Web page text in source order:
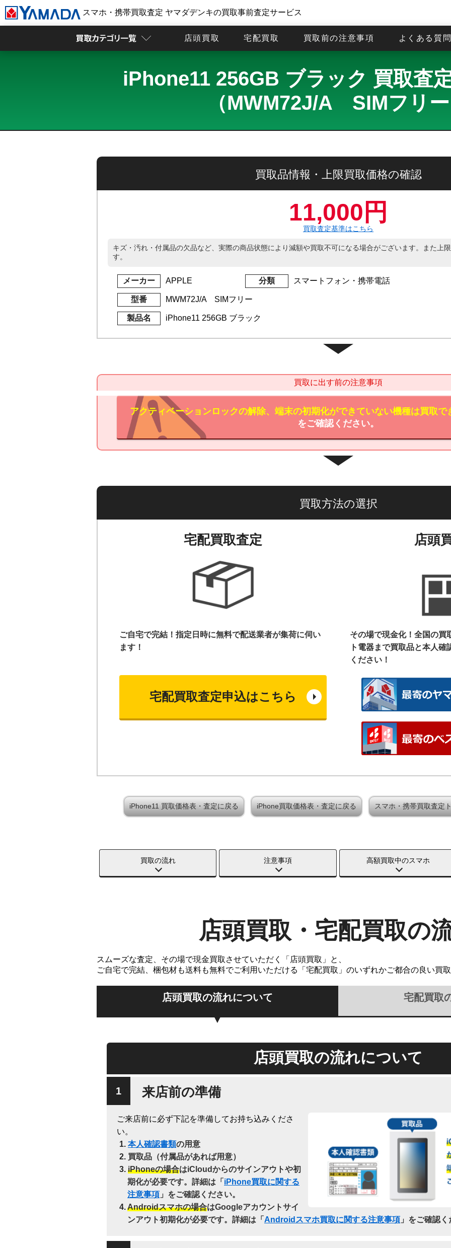
スマホ・携帯買取査定 ヤマダデンキの買取事前査定サービス
店頭買取 宅配買取 買取前の注意事項 よくある質
iPhone11 256GB ブラック 買取査
（MWM72J/A SIMフリ
買取品情報・上限買取価格の確認
11,000円
買取査定基準はこちら
キズ・汚れ・付属品の欠品など、実際の商品状態により減額や買取不可になる場合がございます。また上
す。
メーカー APPLE 分類 スマートフォン・携帯電話
型番 MWM72J/A SIMフリー
製品名 iPhone11 256GB ブラック
買取に出す前の注意事項
アクティベーションロックの解除、端末の初期化ができていない機種は買取で
をご確認ください。
買取方法の選択
宅配買取査定
ご自宅で完結！指定日時に無料で配送業者が集荷に伺い
ます！
宅配買取査定申込はこちら
店頭
その場で現金化！全国の買
ト電器まで買取品と本人確
ください！
iPhone11 買取価格表・査定に戻る iPhone買取価格表・査定に戻る スマホ・携帯買取査定
買取の流れ 注意事項 高額買取中のスマホ
店頭買取・宅配買取の
スムーズな査定、その場で現金買取させていただく「店頭買取」と、
ご自宅で完結、梱包材も送料も無料でご利用いただける「宅配買取」のいずれかご都合の良い買
店頭買取の流れについて 宅配買取
店頭買取の流れについて
来店前の準備
ご来店前に必ず下記を準備してお持ち込みくださ
い。
本人確認書類の用意
買取品（付属品があれば用意）
iPhoneの場合はiCloudからのサインアウトや初
期化が必要です。詳細は「 iPhone買取に関する
注意事項 」をご確認ください。
Androidスマホの場合はGoogleアカウントサイ
ンアウト初期化が必要です。詳細は「 Androidスマホ買取に関する注意事項 」をご確認